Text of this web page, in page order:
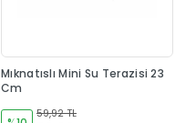
Mıknatıslı Mini Su Terazisi 23
Cm
59,92 TL